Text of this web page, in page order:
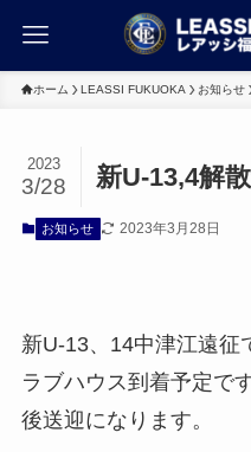
ホーム LEASSI FUKUOKA お知らせ
新U-13,4解
2023
3/28
お知らせ 2023年3月28日
新U-13、14中津江遠征
ラブハウス到着予定で
後送迎になります。